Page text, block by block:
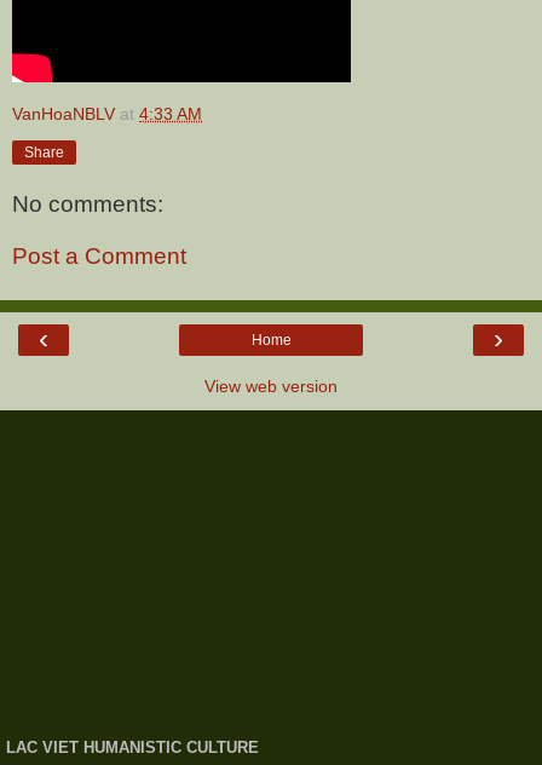
VanHoaNBLV at 4:33 AM
Share
No comments:
Post a Comment
‹ ›
Home
View web version
LAC VIET HUMANISTIC CULTURE